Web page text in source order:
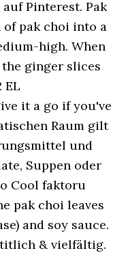
auf Pinterest. Pak
pak choi into a
high. When
ginger slices
EL
it a go if you've
Raum gilt
und
Suppen oder
Cool faktoru
pak choi leaves
and soy sauce.
& vielfältig.